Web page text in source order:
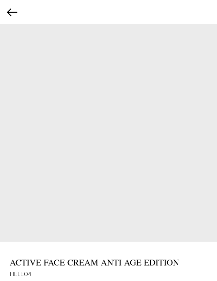
ACTIVE FACE CREAM ANTI AGE EDITION
HELEO4